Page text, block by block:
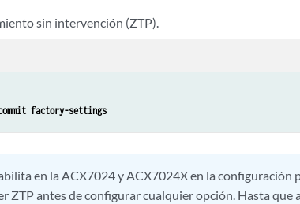
sin intervención (ZTP).
factory-settings
en la ACX7024y ACX7024Xen la configuración
ZTP antes de configurar cualquier opción. Hasta que